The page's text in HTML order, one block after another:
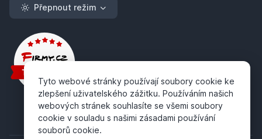
Přepnout režim
Tyto webové stránky používají soubory cookie ke
zlepšení uživatelského zážitku. Používáním našich
webových stránek souhlasíte se všemi soubory
cookie v souladu s našimi zásadami používání
souborů cookie.